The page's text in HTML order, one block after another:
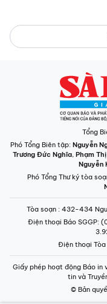
Tổng
Phó Tổng Biên tập: Nguyễn
Trương Đức Nghĩa, Phạm
Nguyễn
Phó Tổng Thư ký tòa
Tòa soạn : 432-434
Điện thoại Báo SGGP:
Điện thoại
Giấy phép hoạt động Báo in
tin và
© Bản